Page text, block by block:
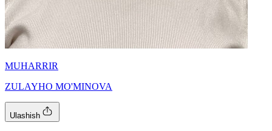
MUHARRIR
ZULAYHO MO'MINOVA
Ulashish